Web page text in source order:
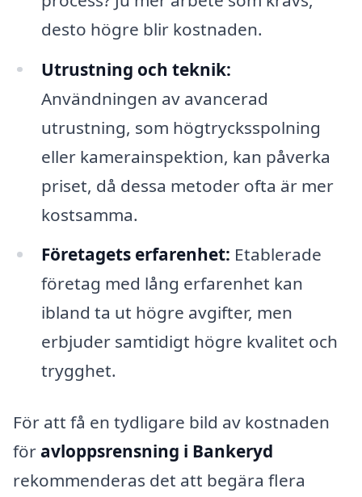
desto högre blir kostnaden.
Utrustning och teknik:
Användningen av avancerad
utrustning, som högtrycksspolning
eller kamerainspektion, kan påverka
priset, då dessa metoder ofta är mer
kostsamma.
Företagets erfarenhet: Etablerade
företag med lång erfarenhet kan
ibland ta ut högre avgifter, men
erbjuder samtidigt högre kvalitet och
trygghet.
För att få en tydligare bild av kostnaden
för avloppsrensning i Bankeryd
rekommenderas det att begära flera